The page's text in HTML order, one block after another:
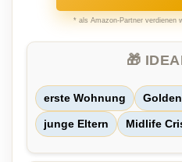
* als Amazon-Partner verdienen
🎁
erste Wohnung
junge Eltern Midlife